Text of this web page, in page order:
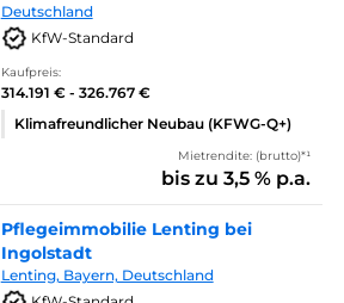
Deutschland
KfW-Standard
Kaufpreis:
314.191 € - 326.767 €
Klimafreundlicher Neubau (KFWG-Q+)
Mietrendite: (brutto)*¹
bis zu 3,5 % p.a.
Pflegeimmobilie Lenting bei
Ingolstadt
Lenting, Bayern, Deutschland